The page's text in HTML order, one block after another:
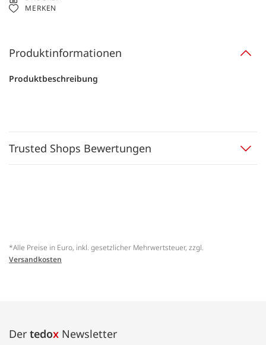
MERKEN
Produktinformationen
Produktbeschreibung
Trusted Shops Bewertungen
*Alle Preise in Euro, inkl. gesetzlicher Mehrwertsteuer, zzgl.
Versandkosten
Der tedox Newsletter